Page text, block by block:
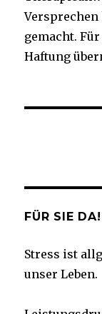
gemacht.
Haftung
FÜR SIE DA!
Stress ist
unser Leben.